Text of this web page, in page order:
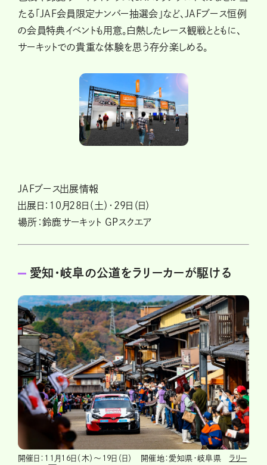
たる「JAF会員限定ナンバー抽選会」など、JAFブース恒例
の会員特典イベントも用意。白熱したレース観戦とともに、
サーキットでの貴重な体験を思う存分楽しめる。
JAFブース出展情報
出展日：10月28日（土）・29日（日）
場所：鈴鹿サーキット GPスクエア
愛知・岐阜の公道をラリーカーが駆ける
開催日：11月16日（木）～19日（日） 開催地：愛知県・岐阜県 ラリー